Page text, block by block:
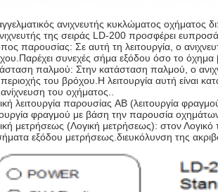
ανιχνευτής κυκλώματος οχήματος
της σειράς LD-200 προσφέρει
παρουσίας: Σε αυτή τη λειτουργία, ο
συνεχές σήμα εξόδου όσο το όχημα
παλμού: Στην κατάσταση παλμού, ο
του βρόχου.Η λειτουργία αυτή είναι
του οχήματος..
λειτουργία παρουσίας AB (λειτουργία
φραγμού με βάση την παρουσία
μετρήσεως (Λογική μετρήσεως): στον
εξόδου μετρήσεως.διευκόλυνση της